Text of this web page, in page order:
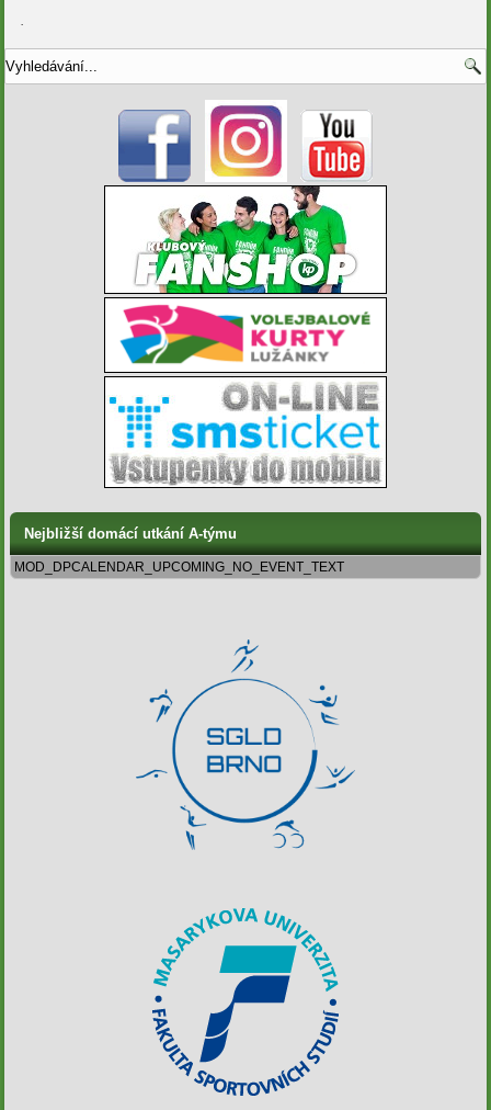
.
Nejbližší domácí utkání A-týmu
MOD_DPCALENDAR_UPCOMING_NO_EVENT_TEXT